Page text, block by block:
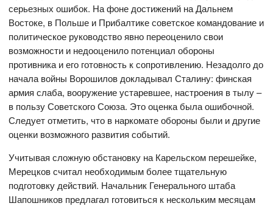
серьезных ошибок. На фоне достижений на Дальнем
Востоке, в Польше и Прибалтике советское командование и
политическое руководство явно переоценило свои
возможности и недооценило потенциал обороны
противника и его готовность к сопротивлению. Незадолго до
начала войны Ворошилов докладывал Сталину: финская
армия слаба, вооружение устаревшее, настроения в тылу –
в пользу Советского Союза. Это оценка была ошибочной.
Следует отметить, что в наркомате обороны были и другие
оценки возможного развития событий.
Учитывая сложную обстановку на Карельском перешейке,
Мерецков считал необходимым более тщательную
подготовку действий. Начальник Генерального штаба
Шапошников предлагал готовиться к нескольким месяцам